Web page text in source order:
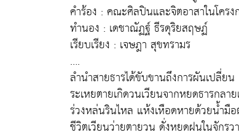
คำร้อง : คณะศิลปินและจิตอาสาในโคร
ทำนอง : เดชาณัฏฐ์ ธีรดุริยสฤษฏ์
เรียบเรียง : เจษฎา สุขทรามร
….
ลำนำสายธารได้ขับขานถึงการผันเปลี่ยน
ระเหยตายเกิดวนเวียนจากหยดธารกลา
ร่วงหล่นรินไหล แห้งเหือดหายด้วยน้ำมื
ชีวิตเวียนว่ายตายวน ดั่งหยดฝนในจักรว